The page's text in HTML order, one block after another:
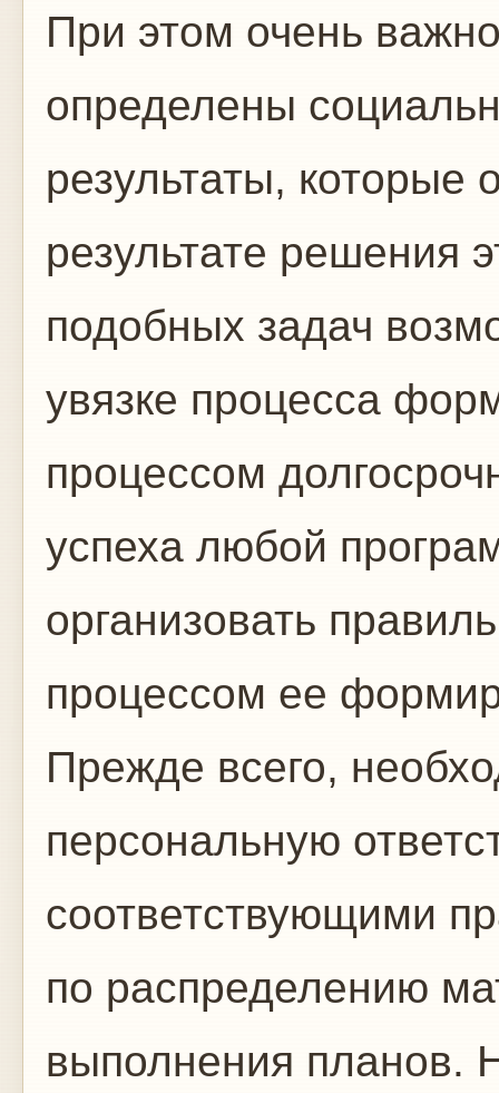
При этом очень
определены
результаты, которые
результате решения
подобных задач
увязке процесса
процессом
успеха любой
организовать
процессом ее
Прежде всего,
персональную
соответствующими
по распределению
выполнения планов.